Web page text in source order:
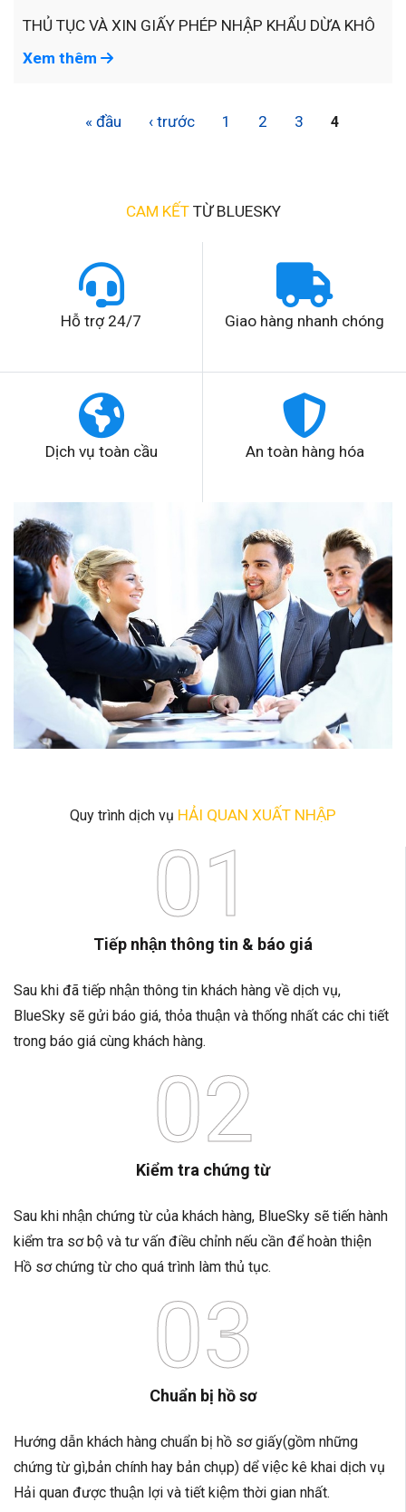
THỦ TỤC VÀ XIN GIẤY PHÉP NHẬP KHẨU DỪA KHÔ
Xem thêm
« đầu ‹ trước 1 2 3 4
CAM KẾT TỪ BLUESKY
Hỗ trợ 24/7 Giao hàng nhanh chóng
Dịch vụ toàn cầu An toàn hàng hóa
Quy trình dịch vụ HẢI QUAN XUẤT NHẬP
01
Tiếp nhận thông tin & báo giá
Sau khi đã tiếp nhận thông tin khách hàng về dịch vụ,
BlueSky sẽ gửi báo giá, thỏa thuận và thống nhất các chi tiết
trong báo giá cùng khách hàng.
02
Kiểm tra chứng từ
Sau khi nhận chứng từ của khách hàng, BlueSky sẽ tiến hành
kiểm tra sơ bộ và tư vấn điều chỉnh nếu cần để hoàn thiện
Hồ sơ chứng từ cho quá trình làm thủ tục.
03
Chuẩn bị hồ sơ
Hướng dẫn khách hàng chuẩn bị hồ sơ giấy(gồm những
chứng từ gì,bản chính hay bản chụp) dể việc kê khai dịch vụ
Hải quan được thuận lợi và tiết kiệm thời gian nhất.